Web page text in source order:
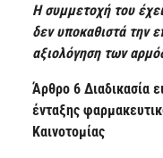
Η συμμετοχή του
δεν υποκαθιστά την
αξιολόγηση των
Άρθρο 6 Διαδικασία
ένταξης
Καινοτομίας